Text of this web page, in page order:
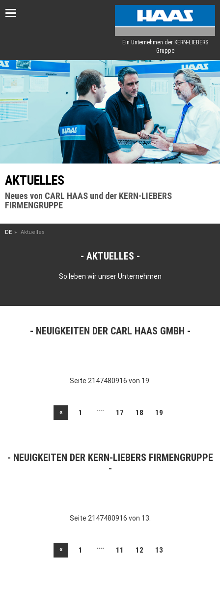
Toggle
Ein Unternehmen der KERN-LIEBERS
Gruppe
AKTUELLES
Neues von CARL HAAS und der KERN-LIEBERS
FIRMENGRUPPE
DE Aktuelles
AKTUELLES
So leben wir unser Unternehmen
NEUIGKEITEN DER CARL HAAS GMBH
Seite 2147480916 von 19.
« 1 .... 17 18 19
NEUIGKEITEN DER KERN-LIEBERS FIRMENGRUPPE
Seite 2147480916 von 13.
« 1 .... 11 12 13